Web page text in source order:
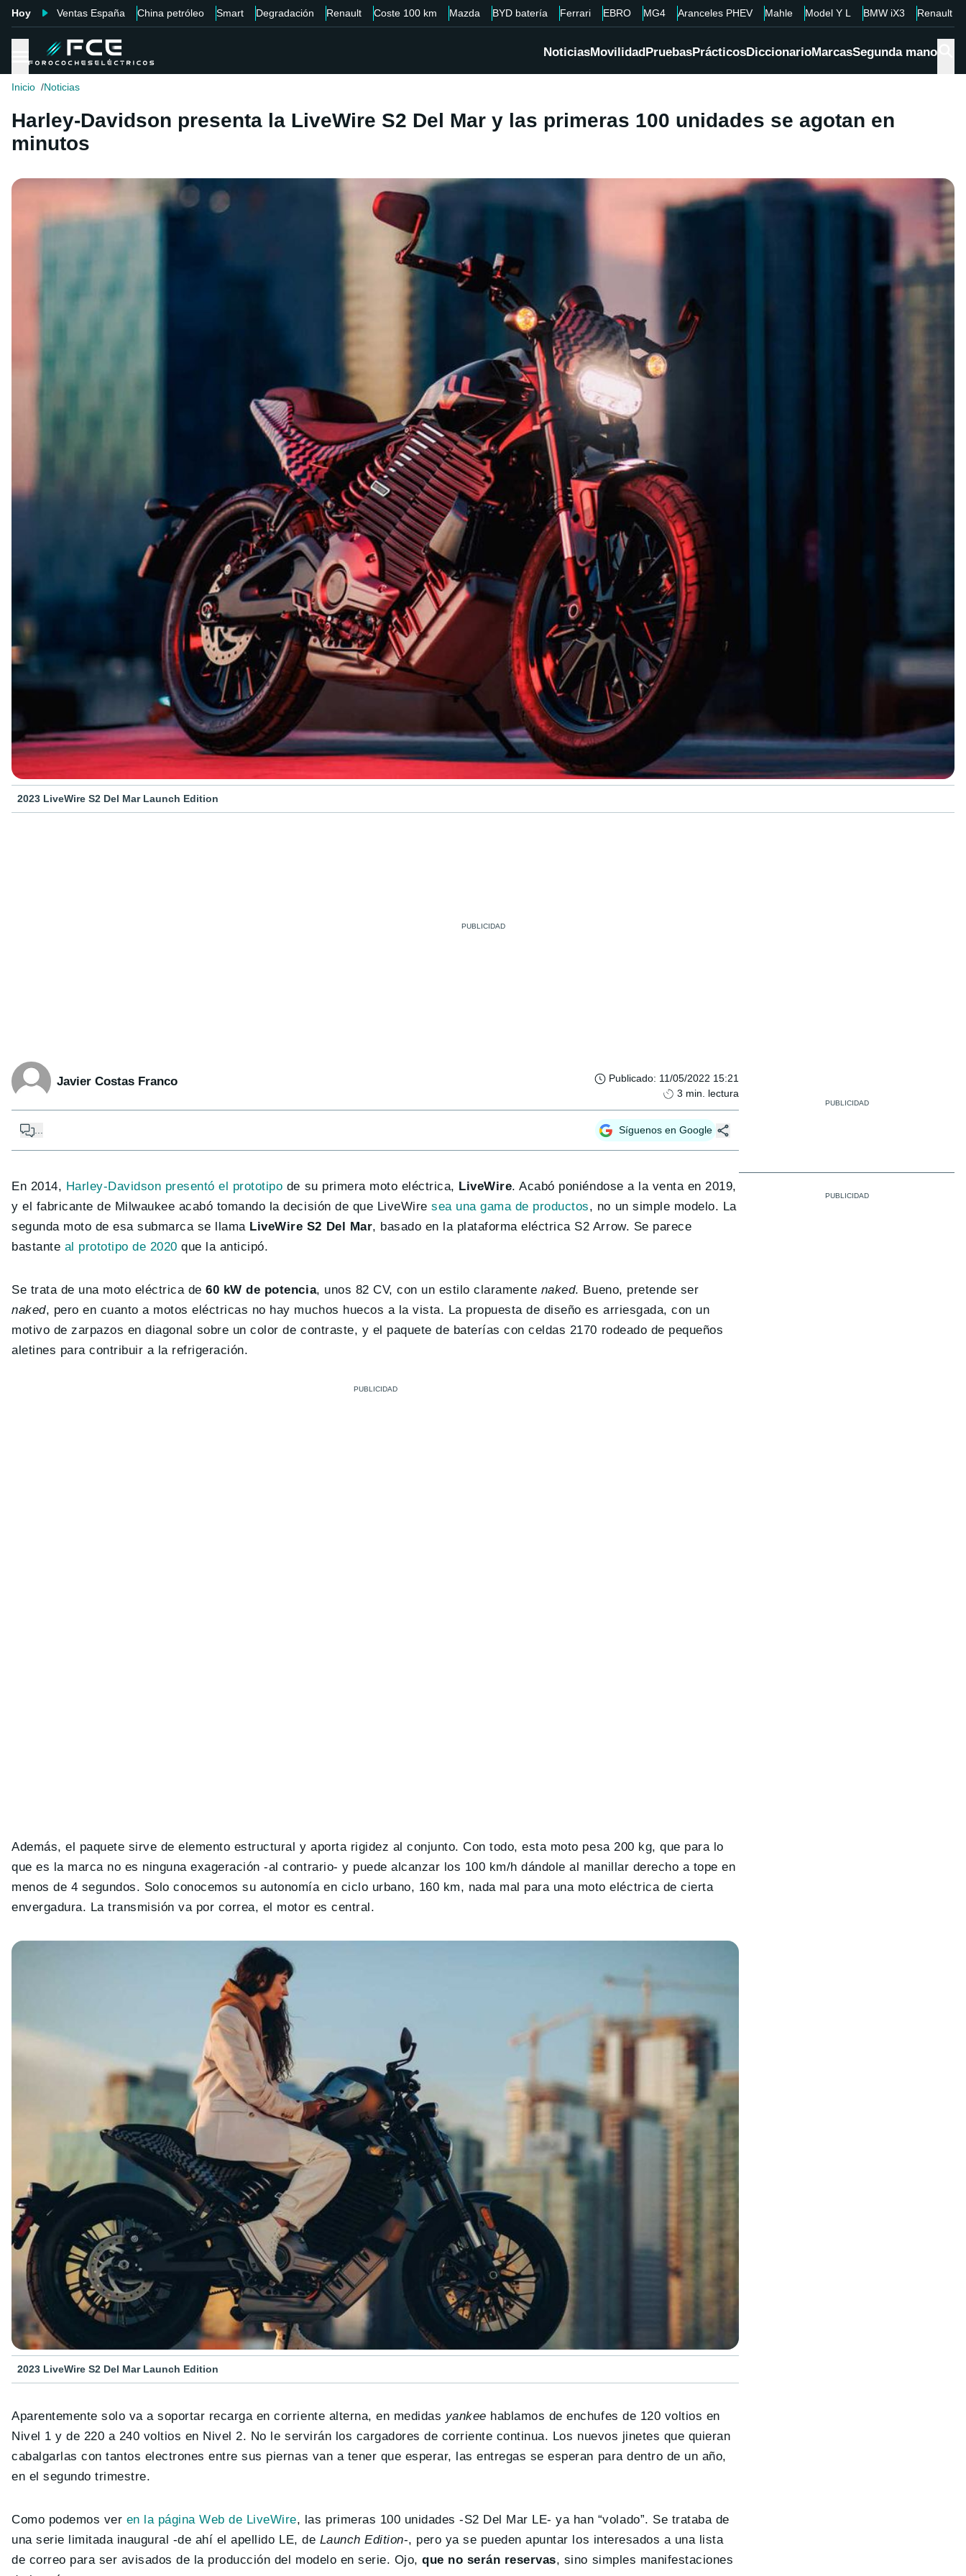
Hoy Ventas España China petróleo Smart Degradación Renault Coste 100 km Mazda BYD batería Ferrari EBRO MG4 Aranceles PHEV Mahle Model Y L BMW iX3 Renault
NoticiasMovilidadPruebasPrácticosDiccionarioMarcasSegunda mano
Inicio Noticias
Harley-Davidson presenta la LiveWire S2 Del Mar y las primeras 100 unidades se agotan en
minutos
2023 LiveWire S2 Del Mar Launch Edition
Javier Costas Franco Publicado: 11/05/2022 15:21
3 min. lectura
... Síguenos en Google
En 2014, Harley-Davidson presentó el prototipo de su primera moto eléctrica, LiveWire. Acabó poniéndose a la venta en 2019,
y el fabricante de Milwaukee acabó tomando la decisión de que LiveWiresea una gama de productos, no un simple modelo. La
segunda moto de esa submarca se llama LiveWire S2 Del Mar, basado en la plataforma eléctrica S2 Arrow. Se parece
bastante al prototipo de 2020 que la anticipó.
Se trata de una moto eléctrica de60 kW de potencia, unos 82 CV, con un estilo claramente naked. Bueno, pretende ser
naked, pero en cuanto a motos eléctricas no hay muchos huecos a la vista. La propuesta de diseño es arriesgada, con un
motivo de zarpazos en diagonal sobre un color de contraste, y el paquete de baterías con celdas 2170 rodeado de pequeños
aletines para contribuir a la refrigeración.
Además, el paquete sirve de elemento estructural y aporta rigidez al conjunto. Con todo, esta moto pesa 200 kg, que para lo
que es la marca no es ninguna exageración -al contrario- y puede alcanzar los 100 km/h dándole al manillar derecho a tope en
menos de 4 segundos. Solo conocemos su autonomía en ciclo urbano, 160 km, nada mal para una moto eléctrica de cierta
envergadura. La transmisión va por correa, el motor es central.
2023 LiveWire S2 Del Mar Launch Edition
Aparentemente solo va a soportar recarga en corriente alterna, en medidas yankee hablamos de enchufes de 120 voltios en
Nivel 1 y de 220 a 240 voltios en Nivel 2. No le servirán los cargadores de corriente continua. Los nuevos jinetes que quieran
cabalgarlas con tantos electrones entre sus piernas van a tener que esperar, las entregas se esperan para dentro de un año,
en el segundo trimestre.
Como podemos ver en la página Web de LiveWire, las primeras 100 unidades -S2 Del Mar LE- ya han “volado”. Se trataba de
una serie limitada inaugural -de ahí el apellido LE, de Launch Edition-, pero ya se pueden apuntar los interesados a una lista
de correo para ser avisados de la producción del modelo en serie. Ojo,que no serán reservas, sino simples manifestaciones